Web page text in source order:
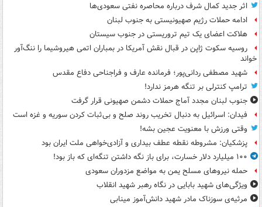
اثر جدید کمال شرف درباره محاصره نفتی سعودی‌ها
ادامه حملات رژیم صهیونیستی به جنوب لبنان
هلاکت اعضای یک تیم تروریستی در جنوب سیستان
روسیه سکوت ژاپن در قبال نقش آمریکا در بمباران اتمی هیروشیما را ننگ‌آور
خواند
شهید مصطفی ردانی‌پور؛ فرمانده عارف و فراجناحی دفاع مقدس
ترامپ کنترلی بر تنگه هرمز ندارد!
جنوب لبنان مجدد آماج حملات دشمن صهیونی قرار گرفت
فیدان: اسرائیل به دنبال تخریب روند صلح و بی‌ثبات کردن سوریه و غزه است
وقتی ورزش با معنویت عجین بشه!
پزشکیان: مشروطه نقطه عطف بیداری و آزادی‌خواهی ملت ایران بود
۱۰۰ میلیارد دلار خسارت، برای باز نگه داشتن تنگه‌ای که باز بود!
حمله نیروهای مسلح یمن به مواضع مزدوران سعودی
ویژگی‌های شهید بابایی در نگاه رهبر شهید انقلاب
مرثیه‌ی سوزناک مادر شهید دانش‌آموز مینابی